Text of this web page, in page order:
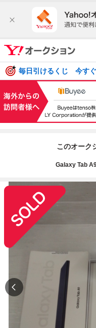
毎日引けるくじ 今す
このオーク
Galaxy Tab